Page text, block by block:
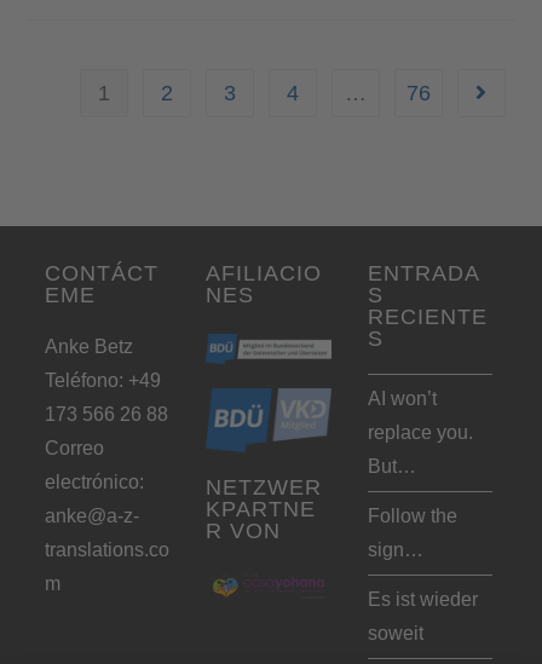
1 2 3 4 … 76
CONTÁCT
EME
Anke Betz
Teléfono: +49
173 566 26 88
Correo
electrónico:
anke@a-z-
translations.co
m
AFILIACIO
NES
NETZWER
KPARTNE
R VON
ENTRADA
S
RECIENTE
S
AI won’t
replace you.
But…
Follow the
sign…
Es ist wieder
soweit